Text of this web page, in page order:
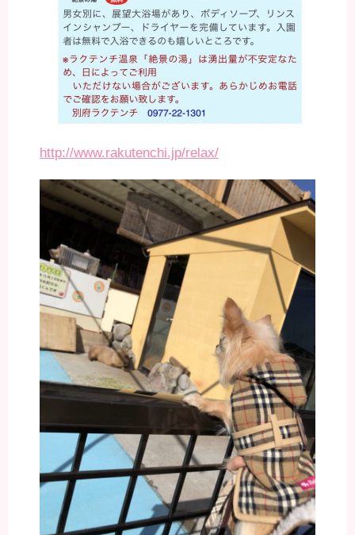
http://www.rakutenchi.jp/relax/